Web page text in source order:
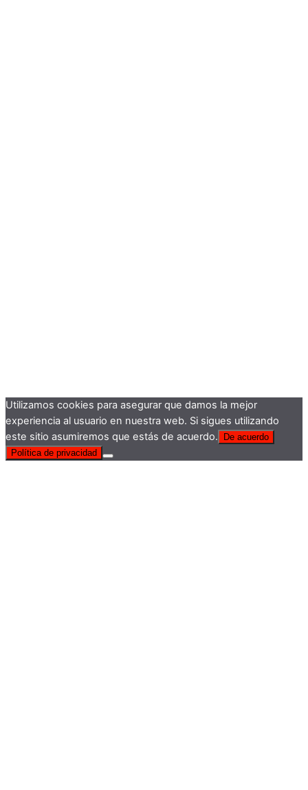
Utilizamos cookies para asegurar que damos la mejor
experiencia al usuario en nuestra web. Si sigues utilizando
este sitio asumiremos que estás de acuerdo.
De acuerdo
Política de privacidad